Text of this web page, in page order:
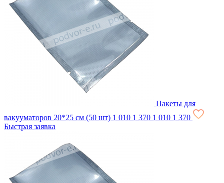
Пакеты для
вакууматоров 20*25 см (50 шт) 1 010 1 370 1 010 1 370
Быстрая заявка